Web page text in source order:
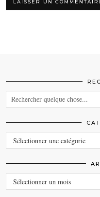
CATEGORIES
ARCHIVES